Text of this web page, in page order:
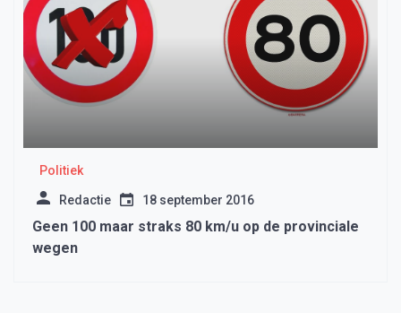
Politiek
Redactie 18 september 2016
Geen 100 maar straks 80 km/u op de provinciale
wegen